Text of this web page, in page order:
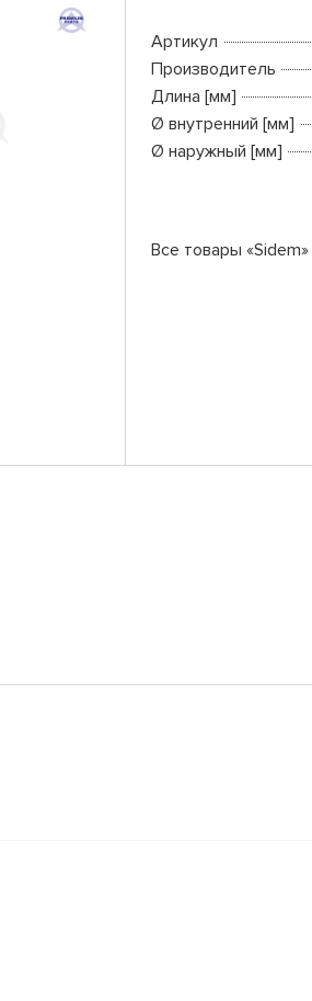
Артикул
Производитель
Длина [мм]
Ø внутренний [мм]
Ø наружный [мм]
Все товары «Sidem»